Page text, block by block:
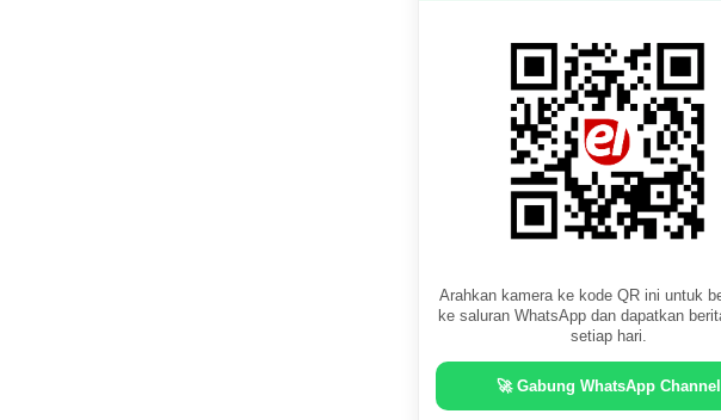
Arahkan kamera ke kode QR ini untuk
ke saluran WhatsApp dan dapatkan
setiap hari.
🚀 Gabung WhatsApp Channel